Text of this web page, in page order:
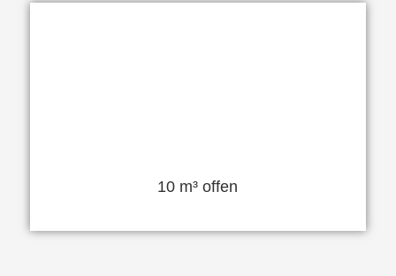
10 m³ offen